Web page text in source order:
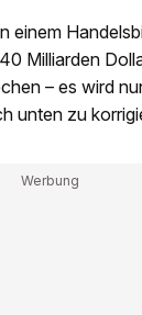
einem
Milliarden
– es wird
unten zu